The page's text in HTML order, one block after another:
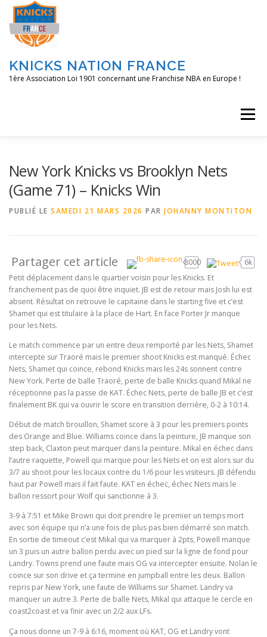
Aller
contenu
KNICKS NATION FRANCE
1ère Association Loi 1901 concernant une Franchise NBA en Europe !
Menu
New York Knicks vs Brooklyn Nets
(Game 71) – Knicks Win
PUBLIÉ LE SAMEDI 21 MARS 2026 PAR JOHANNY MONTITON
Partager cet article 8000
6k
Petit déplacement dans le quartier voisin pour les Knicks. Et
franchement pas de quoi être inquiet. JB est de retour mais Josh lui est
absent. Résultat on retrouve le capitaine dans le starting five et c’est
Shamet qui est titulaire à la place de Hart. En face Porter Jr manque
pour les Nets.
Le match commence par un entre deux remporté par les Nets, Shamet
intercepte sur Traoré mais le premier shoot Knicks est manqué. Échec
Nets, Shamet qui coince, rebond Knicks mais les 24s sonnent contre
New York. Perte de balle Traoré, perte de balle Knicks quand Mikal ne
réceptionne pas la passe de KAT. Échec Nets, perte de balle JB et c’est
finalement BK qui va ouvrir le score en transition derrière, 0-2 à 10:14.
Début de match brouillon, Shamet score à 3 pour les premiers points
des Orange and Blue. Williams coince dans la peinture, JB manque son
step back, Claxton peut marquer dans la peinture. Mikal en échec dans
l’autre raquette, Powell qui marque pour les Nets et on est alors sur du
3/7 au shoot pour les locaux contre du 1/6 pour les visiteurs. JB défendu
haut par Powell mais il fait faute. KAT en échec, échec Nets mais le
ballon ressort pour Wolf qui sanctionne à 3.
3-9 à 7:51 et Mike Brown qui doit prendre le premier un temps mort
avec son équipe qui n’a une fois de plus pas bien démarré son match.
En sortie de timeout c’est Mikal qui va marquer à 2pts, Powell manque
un 3 puis un autre ballon perdu avec un pied sur la ligne de fond pour
Landry. Towns prend une faute mais OG va intercepter ensuite. Nolan le
coince sur son drive et ça termine en jumpball entre les deux. Ballon
repris par New York, une faute de Williams sur Shamet. Landry va
manquer un autre 3. Perte de balle Nets, Mikal qui attaque le cercle en
coast2coast et va finir avec un 2/2 aux LFs.
Ça nous donne un 7-9 à 6:16, moment où KAT, OG et Landry vont